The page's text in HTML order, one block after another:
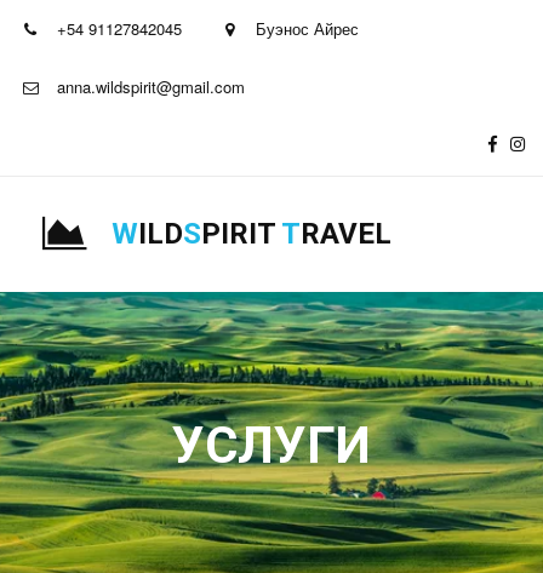
+54 91127842045 Буэнос Айрес
anna.wildspirit@gmail.com
WILDSPIRIT TRAVEL
УСЛУГИ